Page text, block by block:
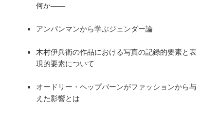
何か――
アンパンマンから学ぶジェンダー論
木村伊兵衛の作品における写真の記録的要素と表
現的要素について
オードリー・ヘップバーンがファッションから与
えた影響とは